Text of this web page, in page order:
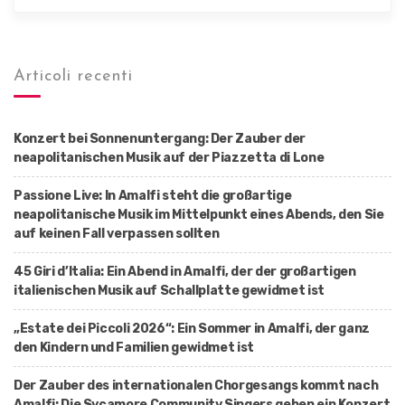
Articoli recenti
Konzert bei Sonnenuntergang: Der Zauber der
neapolitanischen Musik auf der Piazzetta di Lone
Passione Live: In Amalfi steht die großartige
neapolitanische Musik im Mittelpunkt eines Abends, den Sie
auf keinen Fall verpassen sollten
45 Giri d’Italia: Ein Abend in Amalfi, der der großartigen
italienischen Musik auf Schallplatte gewidmet ist
„Estate dei Piccoli 2026“: Ein Sommer in Amalfi, der ganz
den Kindern und Familien gewidmet ist
Der Zauber des internationalen Chorgesangs kommt nach